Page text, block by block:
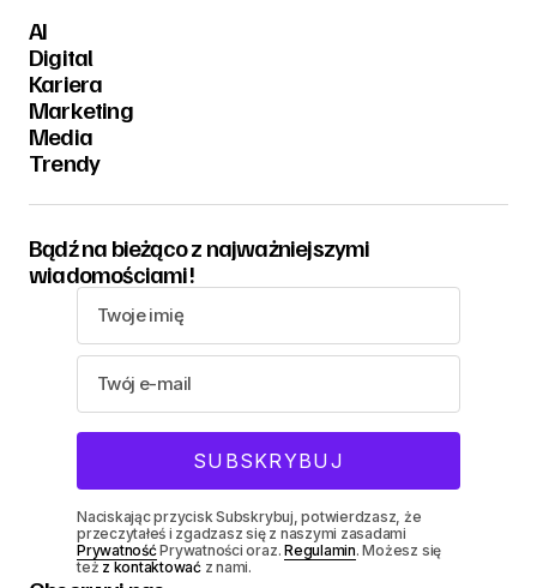
AI
Digital
Kariera
Marketing
Media
Trendy
Bądź na bieżąco z najważniejszymi
wiadomościami!
Naciskając przycisk Subskrybuj, potwierdzasz, że
przeczytałeś i zgadzasz się z naszymi zasadami
PrywatnośćPrywatności oraz.Regulamin. Możesz się
też z kontaktowaćz nami.